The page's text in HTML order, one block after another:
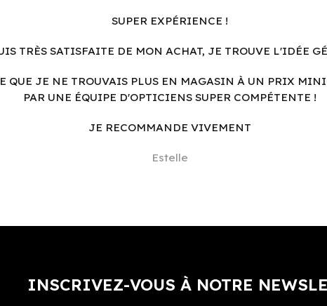
SUPER EXPÉRIENCE !
TRÈS SATISFAITE DE MON ACHAT, JE TROUVE L'IDÉE
QUE JE NE TROUVAIS PLUS EN MAGASIN À UN PRIX
PAR UNE ÉQUIPE D'OPTICIENS SUPER COMPÉTENTE !
JE RECOMMANDE VIVEMENT
Estelle
INSCRIVEZ-VOUS À NOTRE